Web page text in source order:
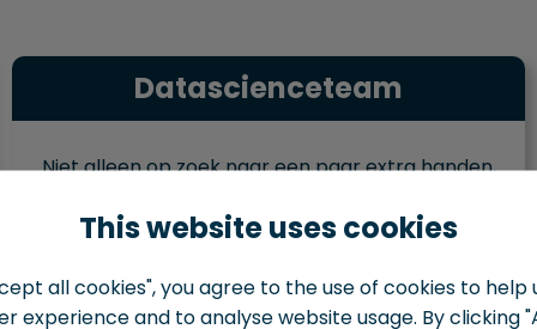
This website uses cookies
all cookies", you agree to the use of cookies to help
experience and to analyse website usage. By clicking
Datascienceteam
Niet alleen op zoek naar een paar extra handen,
kan omzetten in realiteit voor jou en je bedrijf?
Met de BlueShores datascienceteam dienst kun